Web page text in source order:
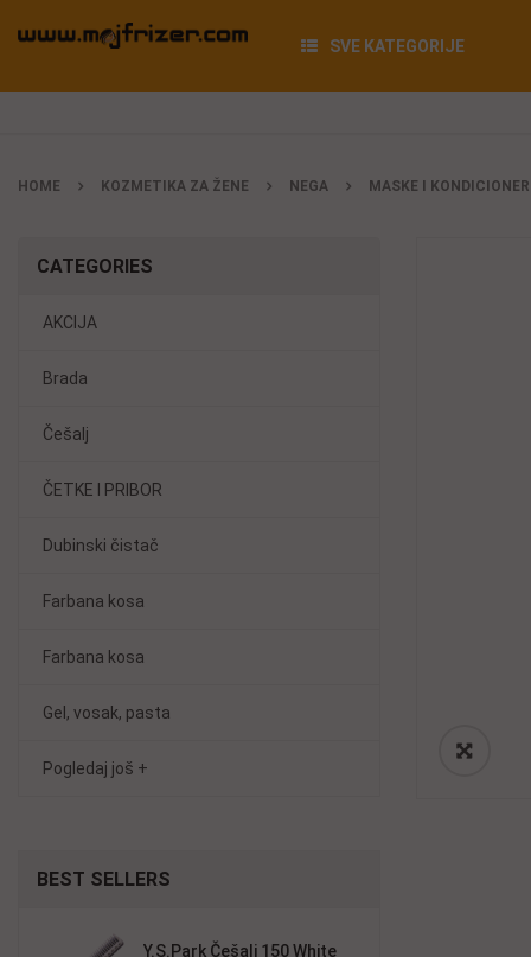
SVE KATEGORIJE
HOME KOZMETIKA ZA ŽENE NEGA MASKE I KONDICIONERI
CATEGORIES
AKCIJA
Brada
Češalj
ČETKE I PRIBOR
Dubinski čistač
Farbana kosa
Farbana kosa
Gel, vosak, pasta
Pogledaj još +
BEST SELLERS
Y.S.Park Češalj 150 White